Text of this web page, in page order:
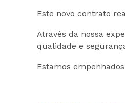
Este novo contrato
Através da nossa
qualidade e
Estamos